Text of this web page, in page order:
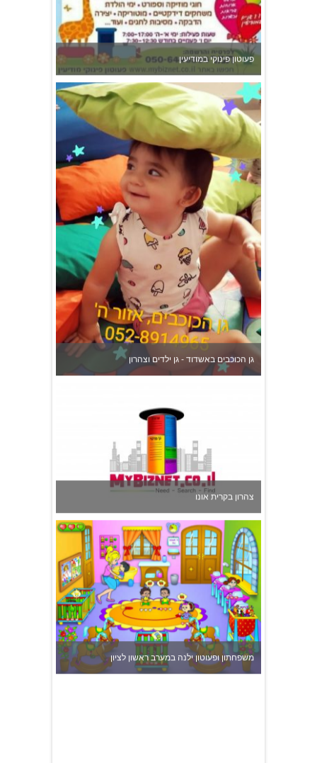
פעוטון פינוקי במודיעין
גן הכוכבים באשדוד - גן ילדים וצהרון
צהרון בקרית אונו
משפחתון ופעוטון ילנה במערב ראשון לציון